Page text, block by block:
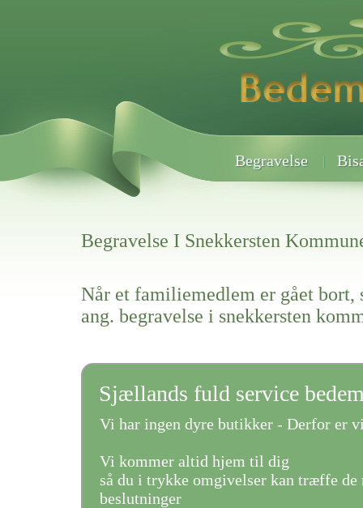
Begravelse
Begravelse I Snekkersten
Når et familiemedlem er gået bort,
ang. begravelse i snekkersten
Sjællands fuld service
Vi har ingen dyre butikker - Derfor er
Vi kommer altid hjem til dig
så du i trykke omgivelser kan træffe de
beslutninger